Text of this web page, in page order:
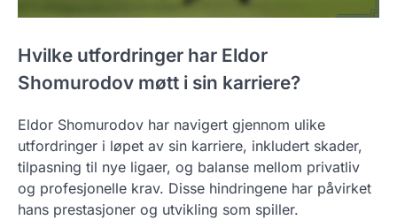
Hvilke utfordringer har Eldor
Shomurodov møtt i sin karriere?
Eldor Shomurodov har navigert gjennom ulike
utfordringer i løpet av sin karriere, inkludert skader,
tilpasning til nye ligaer, og balanse mellom privatliv
og profesjonelle krav. Disse hindringene har påvirket
hans prestasjoner og utvikling som spiller.